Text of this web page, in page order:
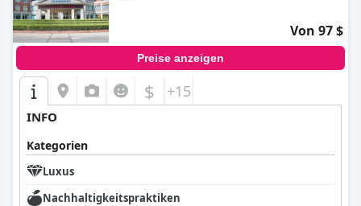
Von 97 $
Preise anzeigen
$ +15
INFO
Kategorien
Luxus
Nachhaltigkeitspraktiken